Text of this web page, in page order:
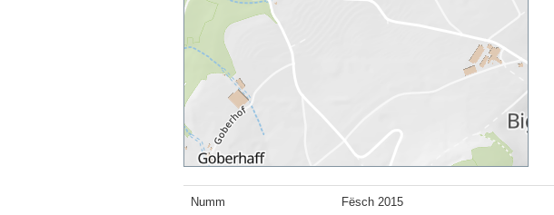
Numm Fësch 2015